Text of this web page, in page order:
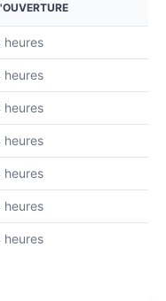
heures
heures
heures
heures
heures
heures
heures